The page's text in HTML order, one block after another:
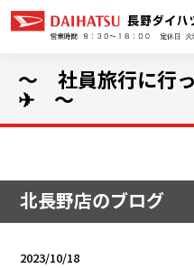
～ 社員旅行に行
✈ ～
北長野店のブログ
2023/10/18